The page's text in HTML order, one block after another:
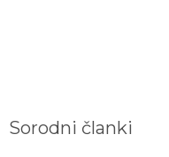
Sorodni članki